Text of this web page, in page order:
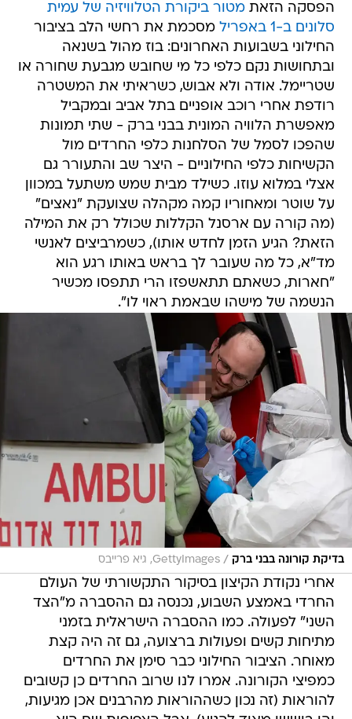
הפסקה הזאתמטור ביקורת הטלוויזיה של עמית
סלונים ב-1 באפריל
מסכמת את רחשי הלב בציבור
החילוני בשבועות האחרונים: בוז מהול בשנאה
ובתחושות נקם כלפי כל מי שחובש מגבעת שחורה או
שטריימל. אודה ולא אבוש, כשראיתי את המשטרה
רודפת אחרי רוכב אופניים בתל אביב ובמקביל
מאפשרת הלוויה המונית בבני ברק - שתי תמונות
שהפכו לסמל של הסלחנות כלפי החרדים מול
הקשיחות כלפי החילוניים - היצר שב והתעורר גם
אצלי במלוא עוזו. כשילד מבית שמש משתעל במכוון
על שוטר ומאחוריו קמה מקהלה שצועקת "נאצים"
(מה קורה עם ארסנל הקללות שכולל רק את המילה
הזאת? הגיע הזמן לחדש אותו), כשמרביצים לאנשי
מד"א, כל מה שעובר לך בראש באותו רגע הוא
"חארות, כשאתם תתאשפזו הרי תתפסו מכשיר
הנשמה של מישהו שבאמת ראוי לו".
בדיקת קורונה בבני ברק / GettyImages, גיא פרייבס
אחרי נקודת הקיצון בסיקור התקשורתי של העולם
החרדי באמצע השבוע, נכנסה גם ההסברה מ"הצד
השני" לפעולה. כמו ההסברה הישראלית בזמני
מתיחות קשים ופעולות ברצועה, גם זה היה קצת
מאוחר. הציבור החילוני כבר סימן את החרדים
כמפיצי הקורונה. אמרו לנו שרוב החרדים כן קשובים
להוראות (זה נכון כשההוראות מהרבנים אכן מגיעות,